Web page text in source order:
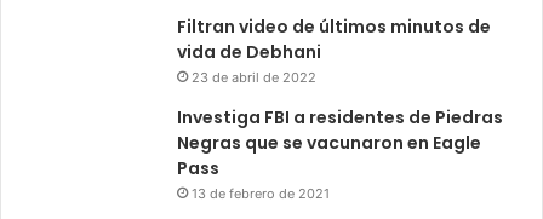
Filtran video de últimos minutos de
vida de Debhani
23 de abril de 2022
Investiga FBI a residentes de Piedras
Negras que se vacunaron en Eagle
Pass
13 de febrero de 2021